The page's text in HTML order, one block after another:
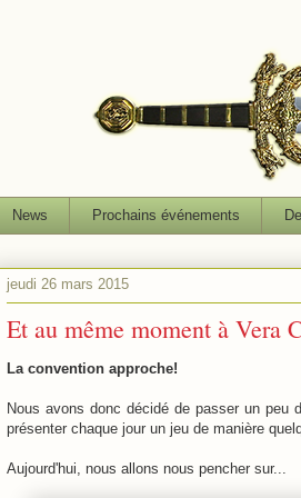
News Prochains événements
jeudi 26 mars 2015
Et au même moment à Vera
La convention approche!
Nous avons donc décidé de passer un peu
présenter chaque jour un jeu de manière
Aujourd'hui, nous allons nous pencher sur...